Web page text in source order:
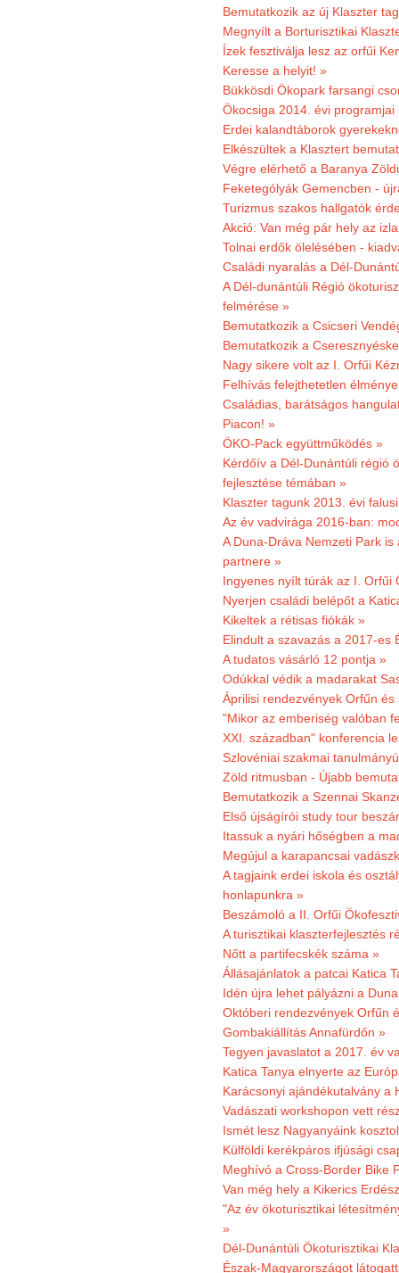
Bemutatkozik az új Klaszter
Megnyílt a Borturisztikai
Ízek fesztiválja lesz az orfűi
Keresse a helyit! »
Bükkösdi Ökopark farsangi
Ökocsiga 2014. évi programjai
Erdei kalandtáborok
Elkészültek a Klasztert
Végre elérhető a Baranya
Feketególyák Gemencben -
Turizmus szakos hallgatók
Akció: Van még pár hely az
Tolnai erdők ölelésében -
Családi nyaralás a Dél-
A Dél-dunántúli Régió
felmérése »
Bemutatkozik a Csicseri
Bemutatkozik a
Nagy sikere volt az I. Orfűi
Felhívás felejthetetlen
Családias, barátságos
Piacon! »
ÖKO-Pack együttműködés »
Kérdőív a Dél-Dunántúli régió
fejlesztése témában »
Klaszter tagunk 2013. évi
Az év vadvirága 2016-ban:
A Duna-Dráva Nemzeti Park
partnere »
Ingyenes nyílt túrák az I. Orfűi
Nyerjen családi belépőt a
Kikeltek a rétisas fiókák »
Elindult a szavazás a 2017-es
A tudatos vásárló 12 pontja »
Odúkkal védik a madarakat
Áprilisi rendezvények Orfűn és
"Mikor az emberiség valóban
XXI. században" konferencia
Szlovéniai szakmai
Zöld ritmusban - Újabb
Bemutatkozik a Szennai
Első újságírói study tour
Itassuk a nyári hőségben a
Megújul a karapancsai
A tagjaink erdei iskola és
honlapunkra »
Beszámoló a II. Orfűi
A turisztikai klaszterfejlesztés
Nőtt a partifecskék száma »
Állásajánlatok a patcai Katica
Idén újra lehet pályázni a
Októberi rendezvények Orfűn
Gombakiállítás Annafürdőn »
Tegyen javaslatot a 2017. év
Katica Tanya elnyerte az
Karácsonyi ajándékutalvány a
Vadászati workshopon vett
Ismét lesz Nagyanyáink
Külföldi kerékpáros ifjúsági
Meghívó a Cross-Border Bike
Van még hely a Kikerics
"Az év ökoturisztikai
»
Dél-Dunántúli Ökoturisztikai
Észak-Magyarországot